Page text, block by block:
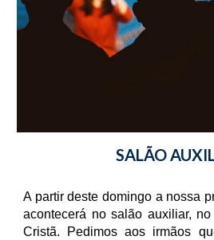
SALÃO
A partir deste domingo a nossa
acontecerá no salão auxiliar,
Cristã. Pedimos aos irmãos